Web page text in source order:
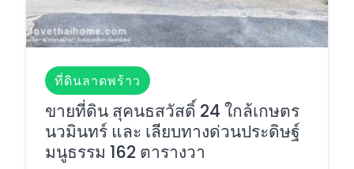
ที่ดินลาดพร้าว
ขายที่ดิน สุคนธสวัสดิ์ 24 ใกล้เกษตร
นวมินทร์ และ เลียบทางด่วนประดิษฐ์
มนูธรรม 162 ตารางวา